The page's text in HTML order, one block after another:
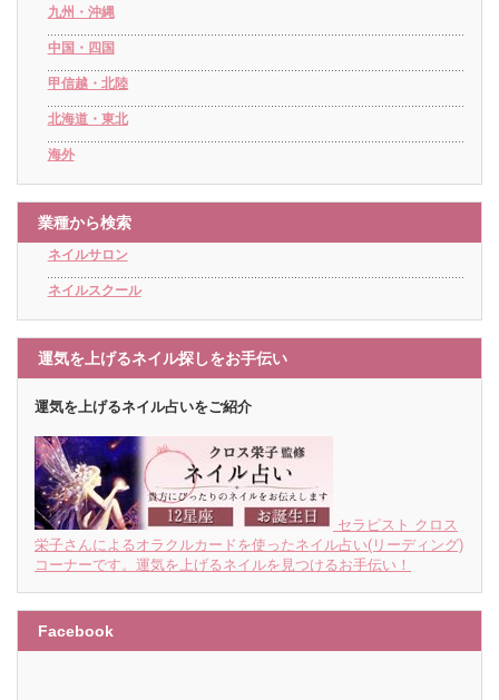
九州・沖縄
中国・四国
甲信越・北陸
北海道・東北
海外
業種から検索
ネイルサロン
ネイルスクール
運気を上げるネイル探しをお手伝い
運気を上げるネイル占いをご紹介
セラピスト クロス
栄子さんによるオラクルカードを使ったネイル占い(リーディング)
コーナーです。運気を上げるネイルを見つけるお手伝い！
Facebook